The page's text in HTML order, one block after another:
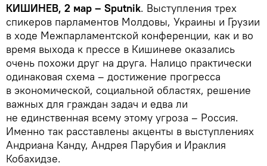
КИШИНЕВ, 2 мар – Sputnik. Выступления трех
спикеров парламентов Молдовы, Украины и Грузии
в ходе Межпарламентской конференции, как и во
время выхода к прессе в Кишиневе оказались
очень похожи друг на друга. Налицо практически
одинаковая схема – достижение прогресса
в экономической, социальной областях, решение
важных для граждан задач и едва ли
не единственная всему этому угроза – Россия.
Именно так расставлены акценты в выступлениях
Андриана Канду, Андрея Парубия и Ираклия
Кобахидзе.